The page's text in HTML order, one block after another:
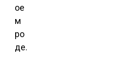
ое
м
ро
де.